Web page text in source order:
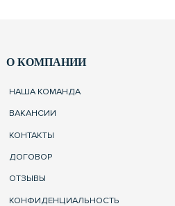
О КОМПАНИИ
НАША КОМАНДА
ВАКАНСИИ
КОНТАКТЫ
ДОГОВОР
ОТЗЫВЫ
КОНФИДЕНЦИАЛЬНОСТЬ